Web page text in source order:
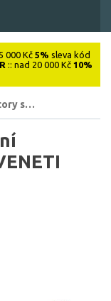
000 Kč 5% sleva kód
:: nad 20 000 Kč 10%
s…